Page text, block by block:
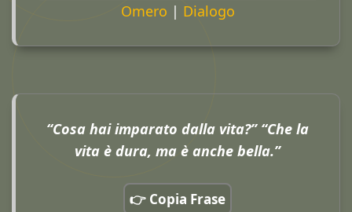
Omero | Dialogo
“Cosa hai imparato dalla vita?” “Che la
vita è dura, ma è anche bella.”
👉 Copia Frase